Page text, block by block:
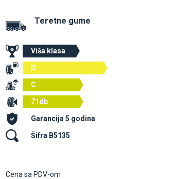
Teretne gume
Viša klasa
D
C
71db
Garancija 5 godina
Šifra B5135
Cena sa PDV-om